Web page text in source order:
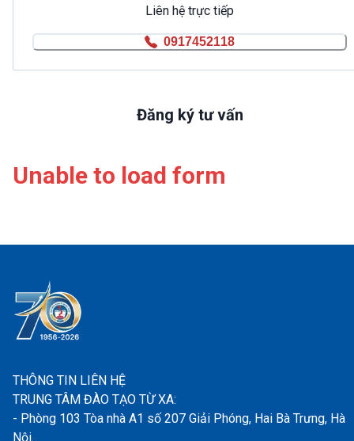
Liên hệ trực tiếp
0917452118
Đăng ký tư vấn
Unable to load form
THÔNG TIN LIÊN HỆ
TRUNG TÂM ĐÀO TẠO TỪ XA:
- Phòng 103 Tòa nhà A1 số 207 Giải Phóng, Hai Bà Trưng, Hà
Nội.